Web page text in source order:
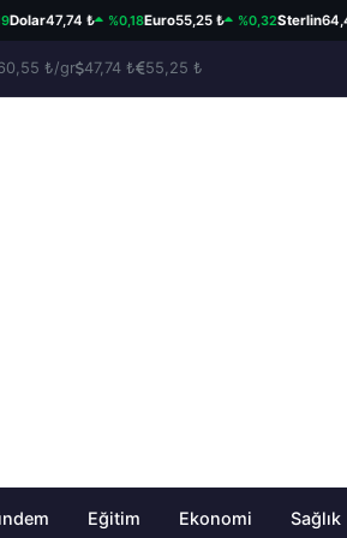
47,74 ₺ %0,18Euro55,25 ₺ %0,32Sterlin64,48 ₺
₺/gr 47,74 ₺ 55,25 ₺
Eğitim Ekonomi Sağlık